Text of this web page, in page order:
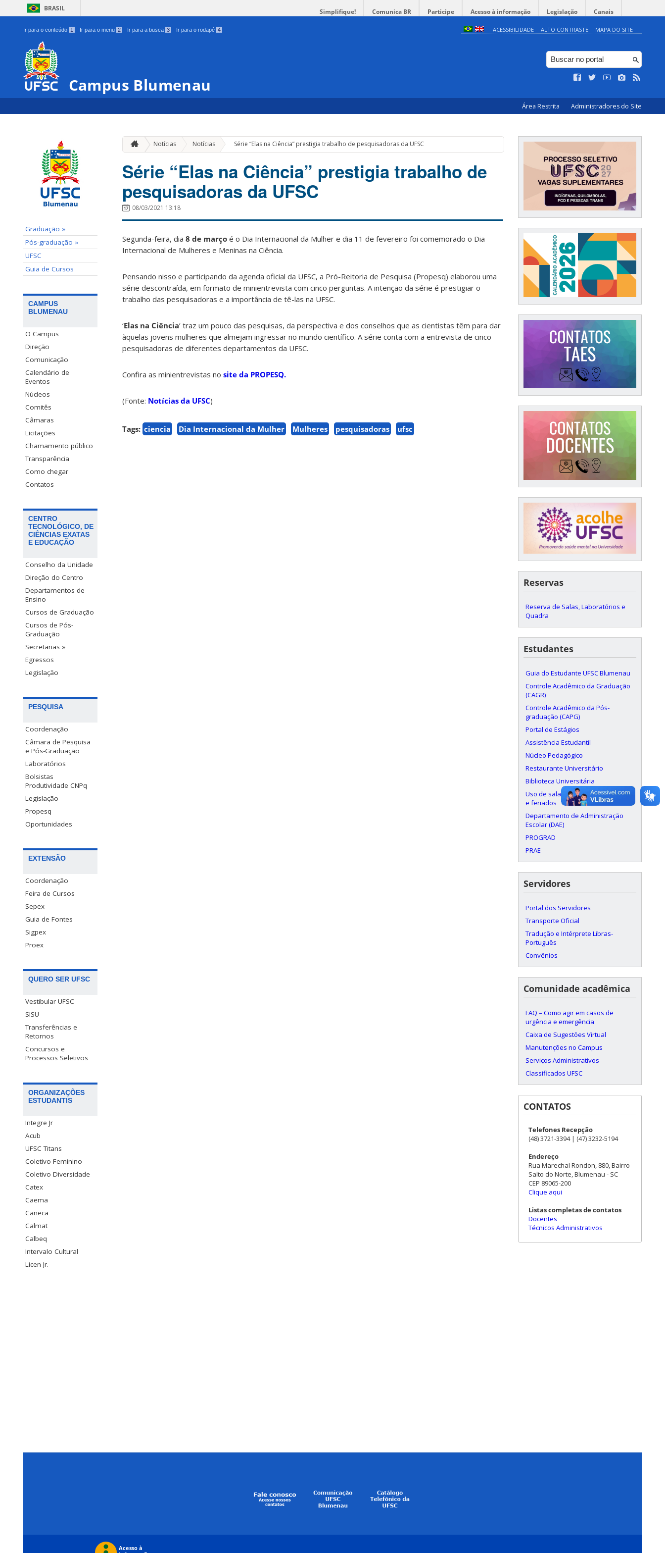
BRASIL Simplifique! Comunica BR Participe Acesso à informação Legislação Canais
Ir para o conteúdo 1 Ir para o menu 2 Ir para a busca 3 Ir para o rodapé 4 ACESSIBILIDADE ALTO CONTRASTE MAPA DO SITE
Campus Blumenau
Área Restrita Administradores do Site
Graduação »
Pós-graduação »
UFSC
Guia de Cursos
CAMPUS
BLUMENAU
O Campus
Direção
Comunicação
Calendário de
Eventos
Núcleos
Comitês
Câmaras
Licitações
Chamamento público
Transparência
Como chegar
Contatos
CENTRO
TECNOLÓGICO, DE
CIÊNCIAS EXATAS
E EDUCAÇÃO
Conselho da Unidade
Direção do Centro
Departamentos de
Ensino
Cursos de Graduação
Cursos de Pós-
Graduação
Secretarias »
Egressos
Legislação
PESQUISA
Coordenação
Câmara de Pesquisa
e Pós-Graduação
Laboratórios
Bolsistas
Produtividade CNPq
Legislação
Propesq
Oportunidades
EXTENSÃO
Coordenação
Feira de Cursos
Sepex
Guia de Fontes
Sigpex
Proex
QUERO SER UFSC
Vestibular UFSC
SISU
Transferências e
Retornos
Concursos e
Processos Seletivos
ORGANIZAÇÕES
ESTUDANTIS
Integre Jr
Acub
UFSC Titans
Coletivo Feminino
Coletivo Diversidade
Catex
Caema
Caneca
Calmat
Calbeq
Intervalo Cultural
Licen Jr.
Notícias Notícias » Série “Elas na Ciência” prestigia trabalho de pesquisadoras da UFSC
Série “Elas na Ciência” prestigia trabalho de
pesquisadoras da UFSC
08/03/2021 13:18
Segunda-feira, dia 8 de março é o Dia Internacional da Mulher e dia 11 de fevereiro foi comemorado o Dia
Internacional de Mulheres e Meninas na Ciência.
Pensando nisso e participando da agenda oficial da UFSC, a Pró-Reitoria de Pesquisa (Propesq) elaborou uma
série descontraída, em formato de minientrevista com cinco perguntas. A intenção da série é prestigiar o
trabalho das pesquisadoras e a importância de tê-las na UFSC.
‘Elas na Ciência’ traz um pouco das pesquisas, da perspectiva e dos conselhos que as cientistas têm para dar
àquelas jovens mulheres que almejam ingressar no mundo científico. A série conta com a entrevista de cinco
pesquisadoras de diferentes departamentos da UFSC.
Confira as minientrevistas no site da PROPESQ.
(Fonte: Notícias da UFSC)
Tags: ciencia Dia Internacional da Mulher Mulheres pesquisadoras ufsc
Reservas
Reserva de Salas, Laboratórios e
Quadra
Estudantes
Guia do Estudante UFSC Blumenau
Controle Acadêmico da Graduação
(CAGR)
Controle Acadêmico da Pós-
graduação (CAPG)
Portal de Estágios
Assistência Estudantil
Núcleo Pedagógico
Restaurante Universitário
Biblioteca Universitária
Uso de salas aos finais de semana
e feriados
Departamento de Administração
Escolar (DAE)
PROGRAD
PRAE
Servidores
Portal dos Servidores
Transporte Oficial
Tradução e Intérprete Libras-
Português
Convênios
Comunidade acadêmica
FAQ – Como agir em casos de
urgência e emergência
Caixa de Sugestões Virtual
Manutenções no Campus
Serviços Administrativos
Classificados UFSC
CONTATOS
Telefones Recepção
(48) 3721-3394 | (47) 3232-5194
Endereço
Rua Marechal Rondon, 880, Bairro
Salto do Norte, Blumenau - SC
CEP 89065-200
Clique aqui
Listas completas de contatos
Docentes
Técnicos Administrativos